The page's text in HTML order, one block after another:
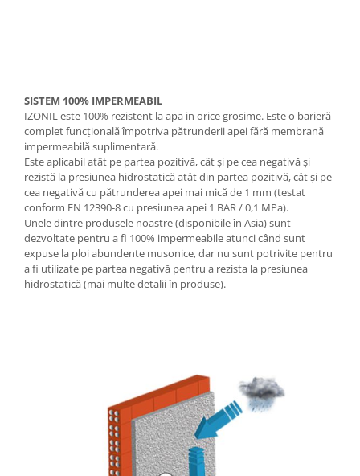
SISTEM 100% IMPERMEABIL
IZONIL este 100% rezistent la apa in orice grosime. Este o barieră
complet funcțională împotriva pătrunderii apei fără membrană
impermeabilă suplimentară.
Este aplicabil atât pe partea pozitivă, cât și pe cea negativă și
rezistă la presiunea hidrostatică atât din partea pozitivă, cât și pe
cea negativă cu pătrunderea apei mai mică de 1 mm (testat
conform EN 12390-8 cu presiunea apei 1 BAR / 0,1 MPa).
Unele dintre produsele noastre (disponibile în Asia) sunt
dezvoltate pentru a fi 100% impermeabile atunci când sunt
expuse la ploi abundente musonice, dar nu sunt potrivite pentru
a fi utilizate pe partea negativă pentru a rezista la presiunea
hidrostatică (mai multe detalii în produse).